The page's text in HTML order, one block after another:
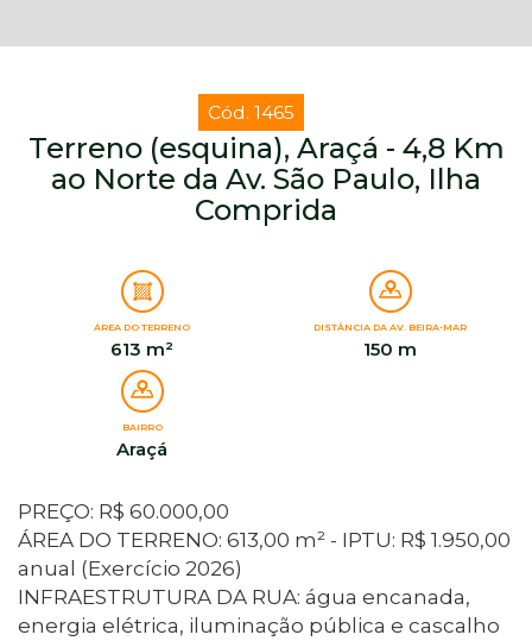
Cód. 1465
Terreno (esquina), Araçá - 4,8 Km
ao Norte da Av. São Paulo, Ilha
Comprida
ÁREA DO TERRENO
613 m²
DISTÂNCIA DA AV. BEIRA-MAR
150 m
BAIRRO
Araçá
PREÇO: R$ 60.000,00
ÁREA DO TERRENO: 613,00 m² - IPTU: R$ 1.950,00
anual (Exercício 2026)
INFRAESTRUTURA DA RUA: água encanada,
energia elétrica, iluminação pública e cascalho